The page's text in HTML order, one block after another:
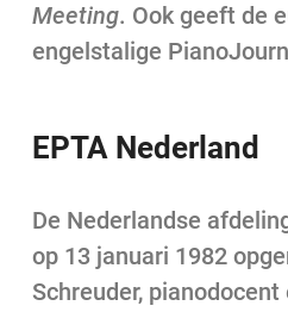
Meeting. Ook geeft de
engelstalige
EPTA Nederland
De Nederlandse
op 13 januari 1982
Schreuder, pianodocent